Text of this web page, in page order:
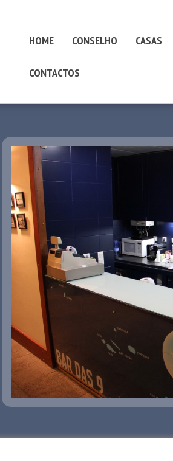
HOME CONSELHO CASAS
CONTACTOS